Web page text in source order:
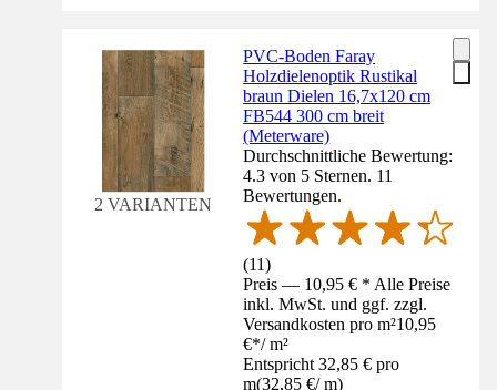
2 VARIANTEN
PVC-Boden Faray
Holzdielenoptik Rustikal
braun Dielen 16,7x120 cm
FB544 300 cm breit
(Meterware)
Durchschnittliche Bewertung:
4.3 von 5 Sternen. 11
Bewertungen.
(11)
Preis — 10,95 € * Alle Preise
inkl. MwSt. und ggf. zzgl.
Versandkosten pro m²10,95
€*/ m²
Entspricht 32,85 € pro
m(32,85 €/ m)